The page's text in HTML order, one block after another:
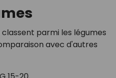
classent parmi les légumes
avec d'autres